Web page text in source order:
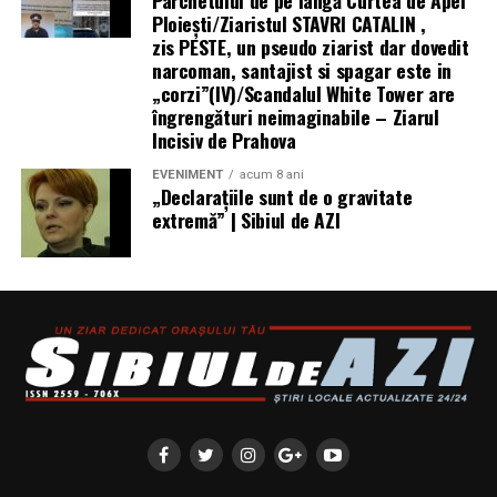
https://www.honor.com/ro/wearables/honor-watch-6/.
Ploieşti/Ziaristul STAVRI CATALIN ,
zis PESTE, un pseudo ziarist dar dovedit
narcoman, santajist si spagar este in
„corzi”(IV)/Scandalul White Tower are
îngrengături neimaginabile – Ziarul
Incisiv de Prahova
EVENIMENT acum 8 ani
„Declaraţiile sunt de o gravitate
extremă” | Sibiul de AZI